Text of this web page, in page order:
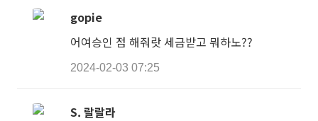
gopie
어여승인 점 해줘랏 세금받고 뭐하노??
2024-02-03 07:25
S. 랄랄라